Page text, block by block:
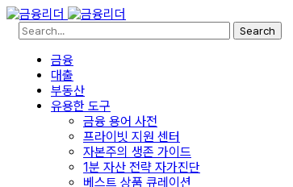
Search
금융
대출
부동산
유용한 도구
금융 용어 사전
프라이빗 지원 센터
자본주의 생존 가이드
1분 자산 전략 자가진단
베스트 상품 큐레이션